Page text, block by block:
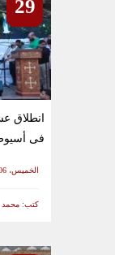
29
انطلاق
فى
الخميس، 06 أغسطس 2026 09:06 م
كتب: محمد